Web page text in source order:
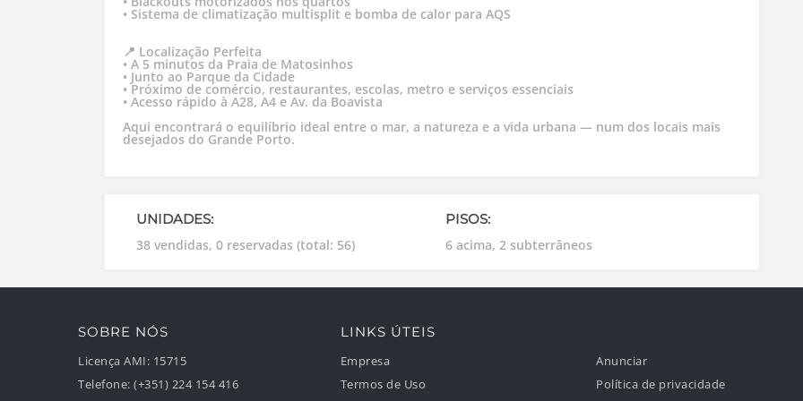
• Sistema de climatização multisplit e bomba de calor para AQS
📍 Localização Perfeita
• A 5 minutos da Praia de Matosinhos
• Junto ao Parque da Cidade
• Próximo de comércio, restaurantes, escolas, metro e serviços essenciais
• Acesso rápido à A28, A4 e Av. da Boavista
Aqui encontrará o equilíbrio ideal entre o mar, a natureza e a vida urbana — num dos locais mais
desejados do Grande Porto.
UNIDADES:
38 vendidas, 0 reservadas (total: 56)
PISOS:
6 acima, 2 subterrâneos
SOBRE NÓS
Licença AMI: 15715
Telefone: (+351) 224 154 416
LINKS ÚTEIS
Empresa
Termos de Uso
Anunciar
Política de privacidade